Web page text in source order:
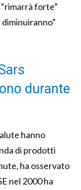
forte”
durante
hanno
di prodotti
ha osservato
nel 2000 ha